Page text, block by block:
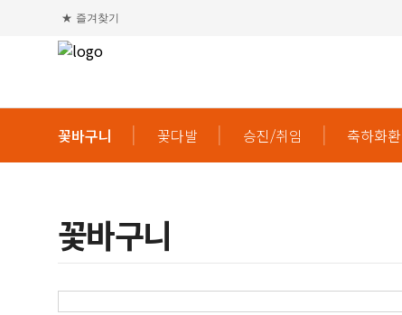
★ 즐겨찾기
꽃바구니 꽃다발 승진/취임 축하화환
꽃바구니